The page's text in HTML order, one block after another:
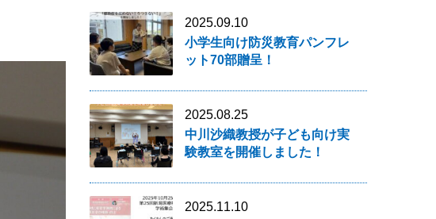
2025.09.10
小学生向け防災教育パンフレ
ット70部贈呈！
2025.08.25
中川沙織教授が子ども向け実
験教室を開催しました！
2025.11.10